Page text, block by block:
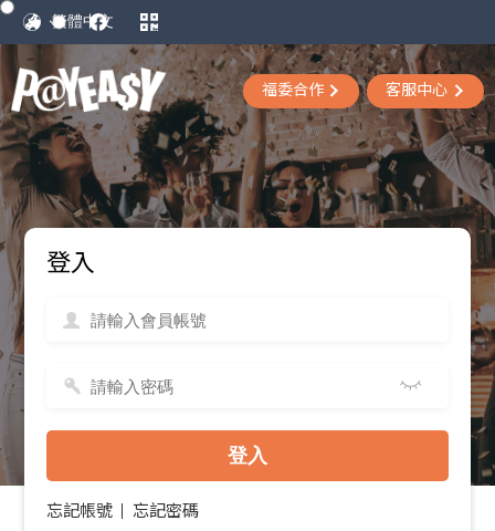
福委合作 客服中心
登入
忘記帳號 忘記密碼